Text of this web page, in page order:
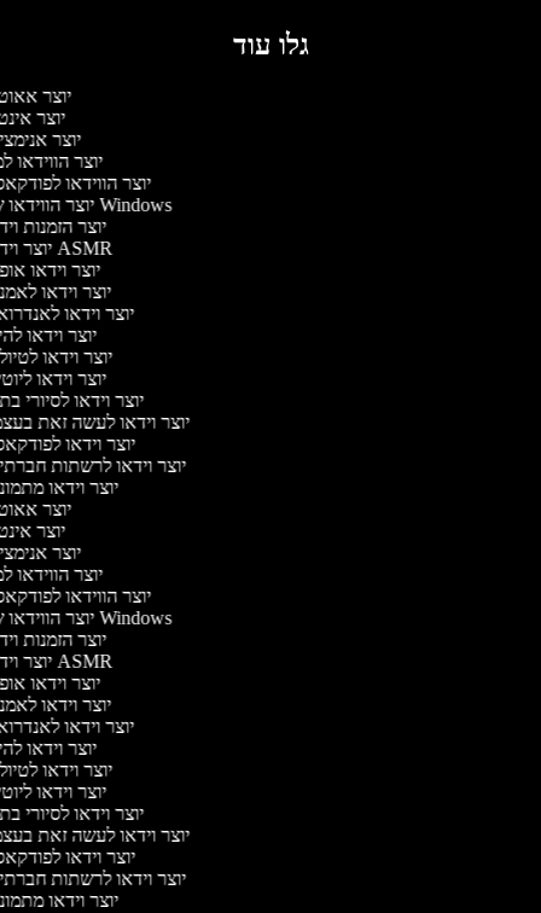
גלו עוד
יוצר
יוצר
יוצר
יוצר הווידאו
יוצר הווידאו
יוצר הווידאו של Windows
יוצר הזמנות
יוצר וידאו ASMR
יוצר וידאו
יוצר וידאו
יוצר וידאו
יוצר וידאו
יוצר וידאו
יוצר וידאו
יוצר וידאו לסיורי
יוצר וידאו לעשה זאת
יוצר וידאו
יוצר וידאו לרשתות
יוצר וידאו
יוצר
יוצר
יוצר
יוצר הווידאו
יוצר הווידאו
יוצר הווידאו של Windows
יוצר הזמנות
יוצר וידאו ASMR
יוצר וידאו
יוצר וידאו
יוצר וידאו
יוצר וידאו
יוצר וידאו
יוצר וידאו
יוצר וידאו לסיורי
יוצר וידאו לעשה זאת
יוצר וידאו
יוצר וידאו לרשתות
יוצר וידאו